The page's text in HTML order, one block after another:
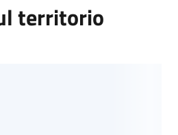
territorio